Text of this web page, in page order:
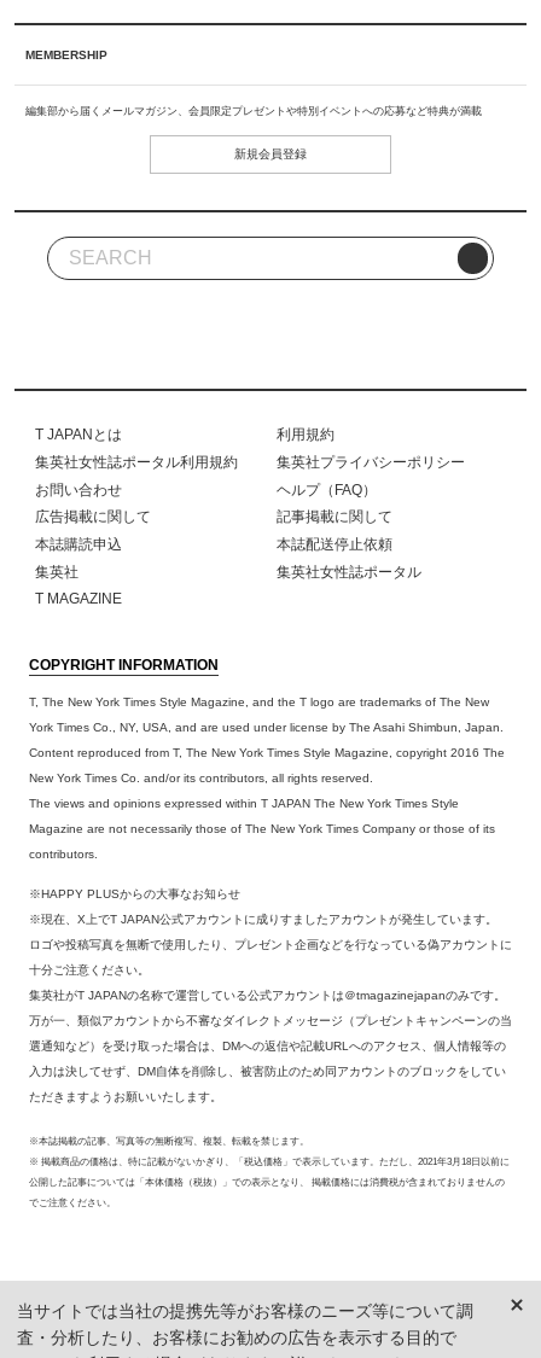
MEMBERSHIP
編集部から届くメールマガジン、会員限定プレゼントや特別イベントへの応募など特典が満載
新規会員登録
T JAPANとは
利用規約
集英社女性誌ポータル利用規約
集英社プライバシーポリシー
お問い合わせ
ヘルプ（FAQ）
広告掲載に関して
記事掲載に関して
本誌購読申込
本誌配送停止依頼
集英社
集英社女性誌ポータル
T MAGAZINE
COPYRIGHT INFORMATION
T, The New York Times Style Magazine, and the T logo are trademarks of The New
York Times Co., NY, USA, and are used under license by The Asahi Shimbun, Japan.
Content reproduced from T, The New York Times Style Magazine, copyright 2016 The
New York Times Co. and/or its contributors, all rights reserved.
The views and opinions expressed within T JAPAN The New York Times Style
Magazine are not necessarily those of The New York Times Company or those of its
contributors.
※HAPPY PLUSからの大事なお知らせ
※現在、X上でT JAPAN公式アカウントに成りすましたアカウントが発生しています。
ロゴや投稿写真を無断で使用したり、プレゼント企画などを行なっている偽アカウントに
十分ご注意ください。
集英社がT JAPANの名称で運営している公式アカウントは＠tmagazinejapanのみです。
万が一、類似アカウントから不審なダイレクトメッセージ（プレゼントキャンペーンの当
選通知など）を受け取った場合は、DMへの返信や記載URLへのアクセス、個人情報等の
入力は決してせず、DM自体を削除し、被害防止のため同アカウントのブロックをしてい
ただきますようお願いいたします。
※本誌掲載の記事、写真等の無断複写、複製、転載を禁じます。
※ 掲載商品の価格は、特に記載がないかぎり、「税込価格」で表示しています。ただし、2021年3月18日以前に
公開した記事については「本体価格（税抜）」での表示となり、 掲載価格には消費税が含まれておりませんの
でご注意ください。
当サイトでは当社の提携先等がお客様のニーズ等について調
査・分析したり、お客様にお勧めの広告を表示する目的で